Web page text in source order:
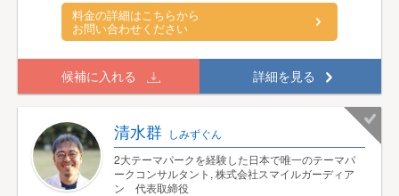
料金の詳細はこちらから
お問い合わせください
候補に入れる 詳細を見る
清水群 しみずぐん
2大テーマパークを経験した日本で唯一のテーマパ
ークコンサルタント, 株式会社スマイルガーディア
ン 代表取締役